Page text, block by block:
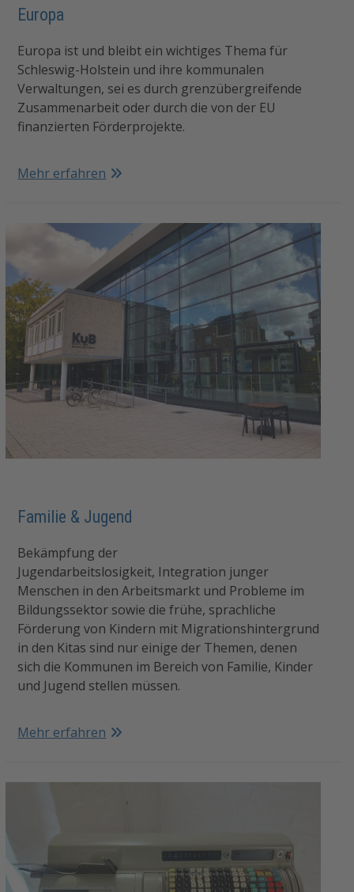
Europa
Europa ist und bleibt ein wichtiges Thema für
Schleswig-Holstein und ihre kommunalen
Verwaltungen, sei es durch grenzübergreifende
Zusammenarbeit oder durch die von der EU
finanzierten Förderprojekte.
Mehr erfahren
Familie & Jugend
Bekämpfung der
Jugendarbeitslosigkeit, Integration junger
Menschen in den Arbeitsmarkt und Probleme im
Bildungssektor sowie die frühe, sprachliche
Förderung von Kindern mit Migrationshintergrund
in den Kitas sind nur einige der Themen, denen
sich die Kommunen im Bereich von Familie, Kinder
und Jugend stellen müssen.
Mehr erfahren